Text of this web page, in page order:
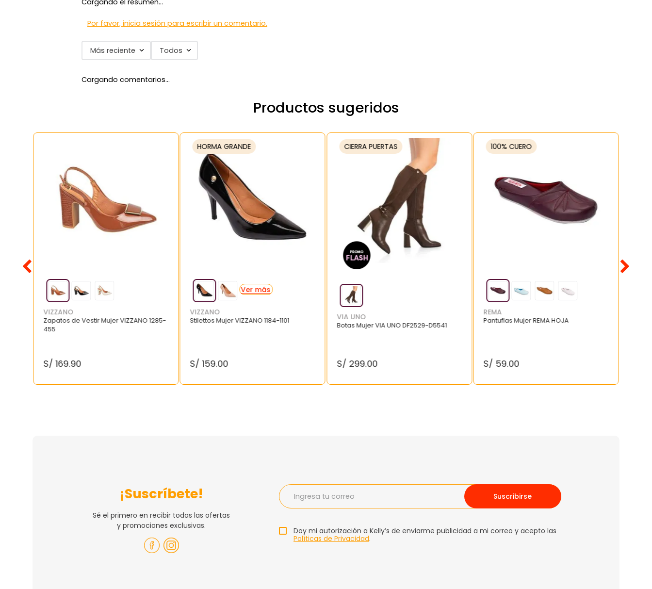
7.
via uno
8.
balerinas
10. zapatilla mujer
Por favor, inicia sesión para escribir un comentario.
Más reciente Todos
Cargando comentarios…
Productos sugeridos
VIZZANO
Zapatos de Vestir Mujer VIZZANO 1285-
455
S/ 169.90
HORMA GRANDE
VIZZANO
Stilettos Mujer VIZZANO 1184-1101
S/ 159.00
CIERRA PUERTAS
VIA UNO
Botas Mujer VIA UNO DF2529-D5541
S/ 299.00
100% CUERO
REMA
Pantuflas Mujer REMA HOJA
S/ 59.00
¡Suscríbete!
Sé el primero en recibir todas las ofertas
y promociones exclusivas.
Suscribirse
Doy mi autorización a Kelly’s de enviarme publicidad a mi correo y acepto las
Políticas de Privacidad.